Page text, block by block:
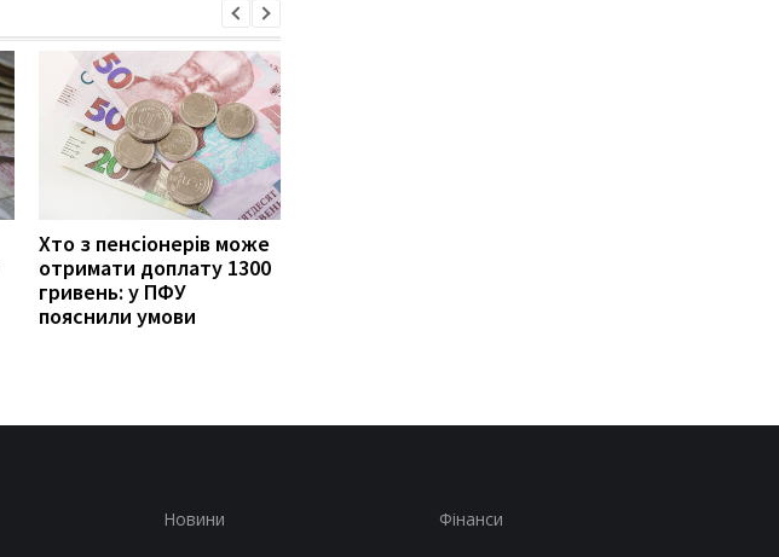
Хто з пенсіонерів може
отримати доплату 1300
гривень: у ПФУ
пояснили умови
Новини Фінанси